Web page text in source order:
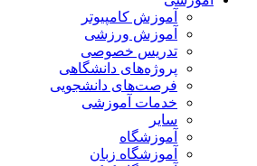
آموزش کامپیوتر
آموزش ورزشی
تدریس خصوصی
پروژه‌های دانشگاهی
فرصت‌های دانشجویی
خدمات آموزشی
سایر
آموزشگاه
آموزشگاه زبان